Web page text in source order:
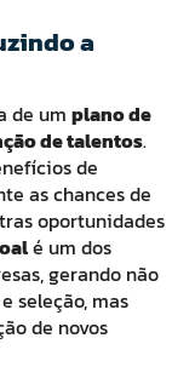
a
de um plano de
de talentos.
de
as chances de
oportunidades
é um dos
gerando não
seleção, mas
de novos